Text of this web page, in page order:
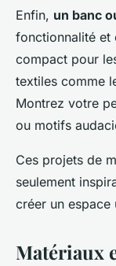
Enfin, un banc
fonctionnalité et
compact pour
textiles comme
Montrez votre
ou motifs
Ces projets de
seulement
créer un espace
Matériaux